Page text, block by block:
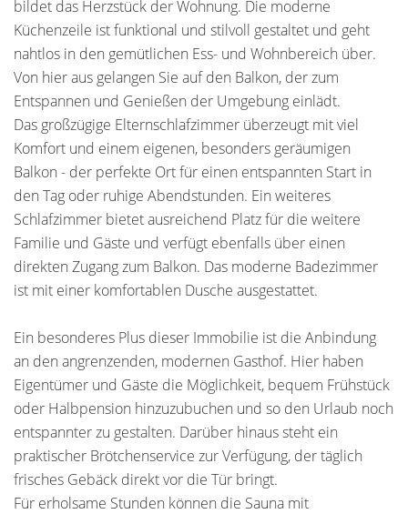
bildet das Herzstück der Wohnung. Die moderne
Küchenzeile ist funktional und stilvoll gestaltet und geht
nahtlos in den gemütlichen Ess- und Wohnbereich über.
Von hier aus gelangen Sie auf den Balkon, der zum
Entspannen und Genießen der Umgebung einlädt.
Das großzügige Elternschlafzimmer überzeugt mit viel
Komfort und einem eigenen, besonders geräumigen
Balkon - der perfekte Ort für einen entspannten Start in
den Tag oder ruhige Abendstunden. Ein weiteres
Schlafzimmer bietet ausreichend Platz für die weitere
Familie und Gäste und verfügt ebenfalls über einen
direkten Zugang zum Balkon. Das moderne Badezimmer
ist mit einer komfortablen Dusche ausgestattet.
Ein besonderes Plus dieser Immobilie ist die Anbindung
an den angrenzenden, modernen Gasthof. Hier haben
Eigentümer und Gäste die Möglichkeit, bequem Frühstück
oder Halbpension hinzuzubuchen und so den Urlaub noch
entspannter zu gestalten. Darüber hinaus steht ein
praktischer Brötchenservice zur Verfügung, der täglich
frisches Gebäck direkt vor die Tür bringt.
Für erholsame Stunden können die Sauna mit